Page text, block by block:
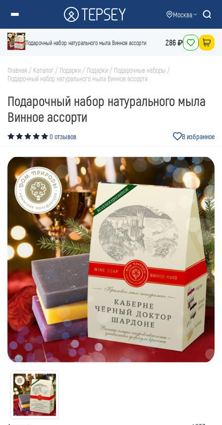
Москва
Подарочный набор натурального мыла Винное ассорти 286 ₽
Главная / Каталог / Подарки / Подарки / Подарочные наборы /
Подарочный набор натурального мыла Винное ассорти
Подарочный набор натурального мыла
Винное ассорти
0 отзывов В избранное